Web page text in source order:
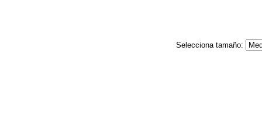
Selecciona tamaño: